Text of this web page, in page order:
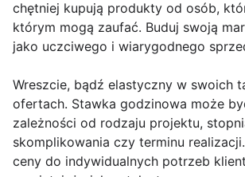
chętniej kupują produkty od osób,
którym mogą zaufać. Buduj swoją
jako uczciwego i wiarygodnego
Wreszcie, bądź elastyczny w swoich
ofertach. Stawka godzinowa może
zależności od rodzaju projektu,
skomplikowania czy terminu
ceny do indywidualnych potrzeb